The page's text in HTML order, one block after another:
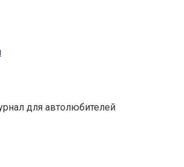
для автолюбителей